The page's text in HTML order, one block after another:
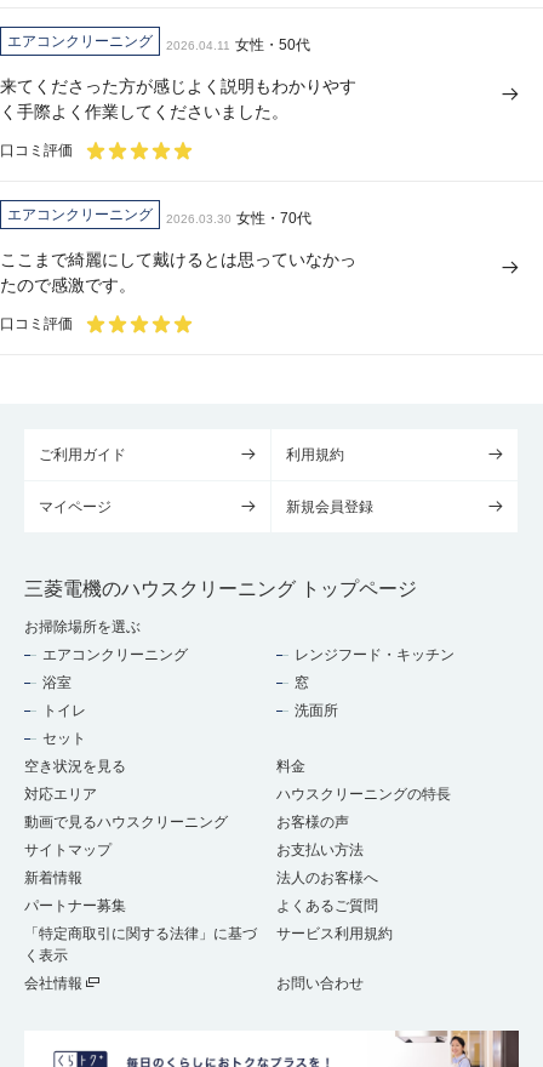
エアコンクリーニング 2026.04.11 女性・50代
来てくださった方が感じよく説明もわかりやす
く手際よく作業してくださいました。
口コミ評価
エアコンクリーニング 2026.03.30 女性・70代
ここまで綺麗にして戴けるとは思っていなかっ
たので感激です。
口コミ評価
ご利用ガイド 利用規約
マイページ 新規会員登録
三菱電機のハウスクリーニング トップページ
お掃除場所を選ぶ
エアコンクリーニング
レンジフード・キッチン
浴室
窓
トイレ
洗面所
セット
空き状況を見る
料金
対応エリア
ハウスクリーニングの特長
動画で見るハウスクリーニング
お客様の声
サイトマップ
お支払い方法
新着情報
法人のお客様へ
パートナー募集
よくあるご質問
「特定商取引に関する法律」に基づ
く表示
サービス利用規約
会社情報 お問い合わせ